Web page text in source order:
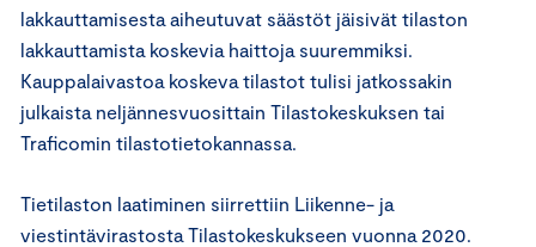
lakkauttamisesta aiheutuvat säästöt jäisivät tilaston
lakkauttamista koskevia haittoja suuremmiksi.
Kauppalaivastoa koskeva tilastot tulisi jatkossakin
julkaista neljännesvuosittain Tilastokeskuksen tai
Traficomin tilastotietokannassa.
Tietilaston laatiminen siirrettiin Liikenne- ja
viestintävirastosta Tilastokeskukseen vuonna 2020.